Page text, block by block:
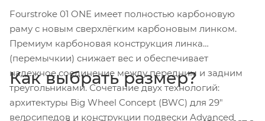
Fourstroke 01 ONE имеет полностью карбоновую
раму с новым сверхлёгким карбоновым линком.
Премиум карбоновая конструкция линка
(перемычкии) снижает вес и обеспечивает
надежное соединение между передним и задним
треугольниками. Сочетание двух технологий:
архитектуры Big Wheel Concept (BWC) для 29"
велосипедов и конструкции подвески Advanced
Как выбрать размер?